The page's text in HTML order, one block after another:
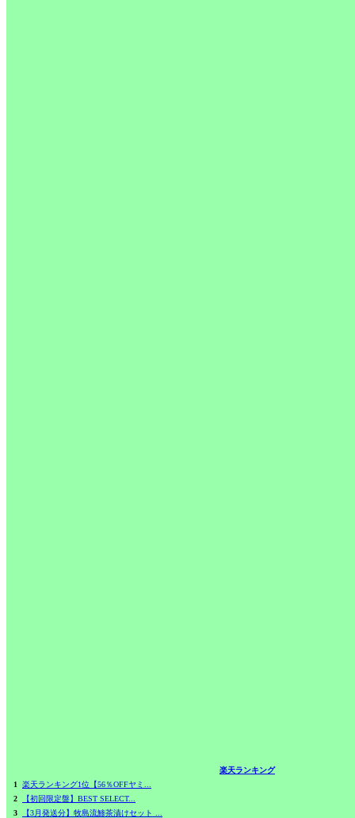
楽天ランキング
1
楽天ランキング1位【56％OFFヤミ...
2
【初回限定盤】BEST SELECT...
3
【3月発送分】牧島流鯵茶漬けセット ...